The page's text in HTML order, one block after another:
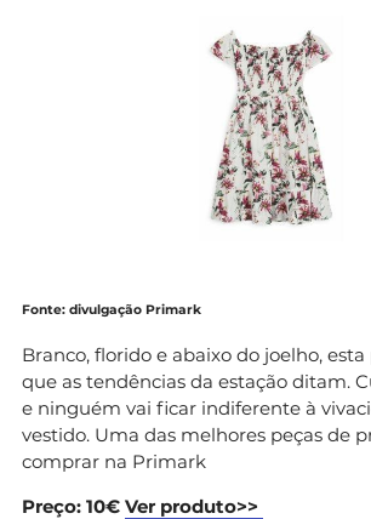
Fonte: divulgação Primark
Branco, florido e abaixo do joelho,
que as tendências da estação ditam.
e ninguém vai ficar indiferente à
vestido. Uma das melhores peças de
comprar na Primark
Preço: 10€ Ver produto>>